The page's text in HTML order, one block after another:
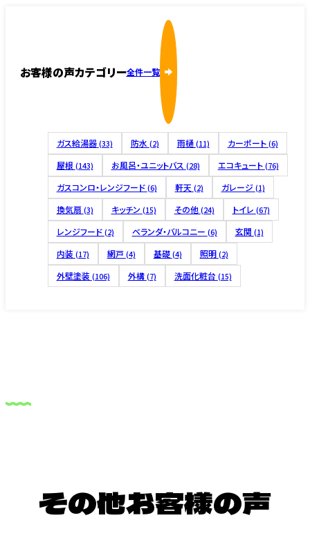
お客様の声カテゴリー全件一覧
ガス給湯器 (33) 防水 (2) 雨樋 (11) カーポート (6)
屋根 (143) お風呂・ユニットバス (28) エコキュート (76)
ガスコンロ・レンジフード (6) 軒天 (2) ガレージ (1)
換気扇 (3) キッチン (15) その他 (24) トイレ (67)
レンジフード (2) ベランダ・バルコニー (6) 玄関 (1)
内装 (17) 網戸 (4) 基礎 (4) 照明 (2)
外壁塗装 (106) 外構 (7) 洗面化粧台 (15)
その他お客様の声